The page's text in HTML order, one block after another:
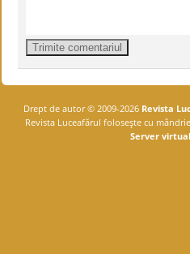
Drept de autor © 2009-2026 Revista
Revista Luceafărul foloseşte cu
Server